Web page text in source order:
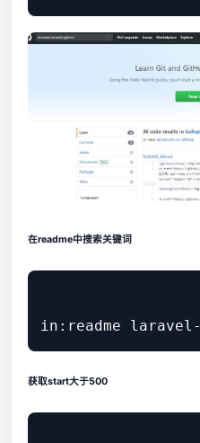
在readme中搜索关键词
获取start大于500